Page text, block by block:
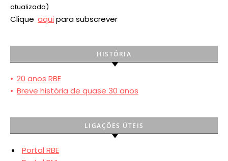
atualizado)
Clique aqui para subscrever
HISTÓRIA
• 20 anos RBE
• Breve história de quase 30 anos
LIGAÇÕES ÚTEIS
Portal RBE